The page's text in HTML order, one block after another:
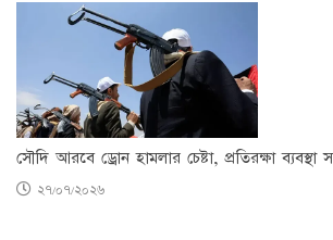
সৌদি আরবে ড্রোন হামলার চেষ্টা, প্রতিরক্ষা ব্যবস্থা
২৭/০৭/২০২৬